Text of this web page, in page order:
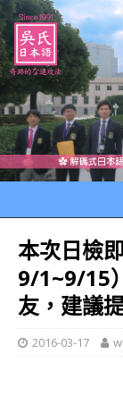
本次日檢
9/1~9/15
友，建議
2016-03-17